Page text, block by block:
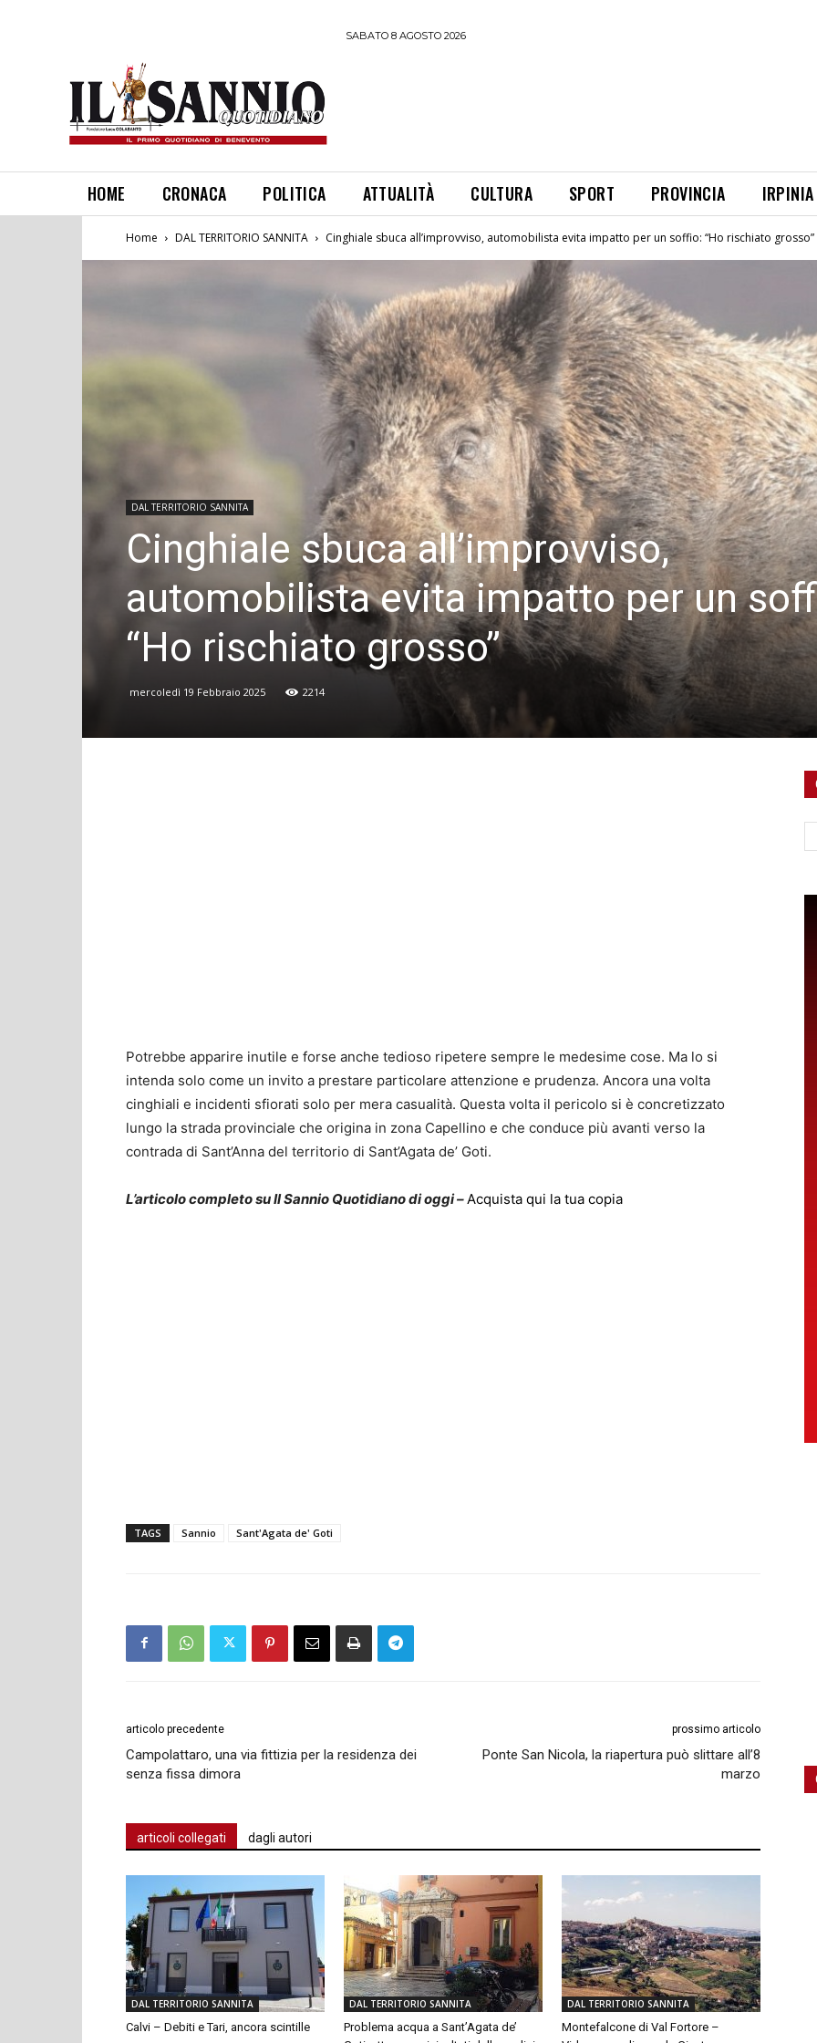
SABATO 8 AGOSTO 2026
HOME CRONACA POLITICA ATTUALITÀ CULTURA SPORT PROVINCIA IRPINIA
Home DAL TERRITORIO SANNITA Cinghiale sbuca all’improvviso, automobilista evita impatto per un soffio: “Ho rischiato grosso”
DAL TERRITORIO SANNITA
Cinghiale sbuca all’improvviso,
automobilista evita impatto per un
“Ho rischiato grosso”
mercoledì 19 Febbraio 2025 2214
Potrebbe apparire inutile e forse anche tedioso ripetere sempre le medesime cose. Ma lo si
intenda solo come un invito a prestare particolare attenzione e prudenza. Ancora una volta
cinghiali e incidenti sfiorati solo per mera casualità. Questa volta il pericolo si è concretizzato
lungo la strada provinciale che origina in zona Capellino e che conduce più avanti verso la
contrada di Sant’Anna del territorio di Sant’Agata de’ Goti.
L’articolo completo su Il Sannio Quotidiano di oggi –Acquista qui la tua copia
TAGS Sannio Sant'Agata de' Goti
articolo precedente
Campolattaro, una via fittizia per la residenza dei
senza fissa dimora
prossimo articolo
Ponte San Nicola, la riapertura può slittare all’8
marzo
articoli collegati dagli autori
DAL TERRITORIO SANNITA
Calvi – Debiti e Tari, ancora scintille
DAL TERRITORIO SANNITA
Problema acqua a Sant’Agata de’
DAL TERRITORIO SANNITA
Montefalcone di Val Fortore –